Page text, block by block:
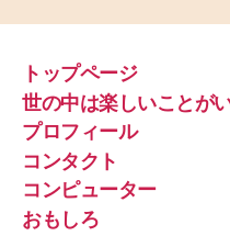
トップページ
世の中は楽しいことが
プロフィール
コンタクト
コンピューター
おもしろ